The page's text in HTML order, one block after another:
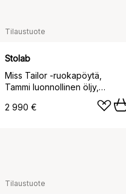
Tilaustuote
Stolab
Miss Tailor -ruokapöytä,
Tammi luonnollinen öljy,
2 990 €
Tilaustuote